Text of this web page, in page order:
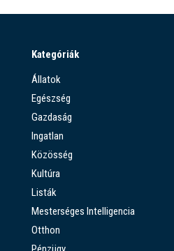
Kategóriák
Állatok
Egészség
Gazdaság
Ingatlan
Közösség
Kultúra
Listák
Mesterséges Intelligencia
Otthon